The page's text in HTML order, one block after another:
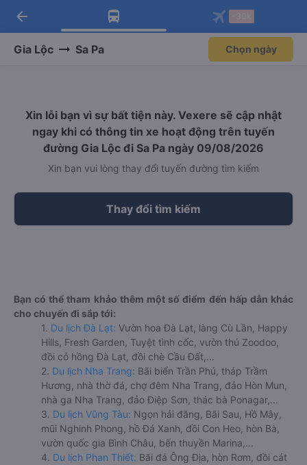
Tải app Vexere ngay!
Nhận ưu đãi thành viên độc
Mở app
Tải app Vexere
-30k/ghế khi đặt vé máy bay qua
Mở app
arrow_back
Gia Lộc Sa Pa Chọn ngày
Xin lỗi bạn vì sự bất tiện này. Vexere sẽ cập nhật
ngay khi có thông tin xe hoạt động trên tuyến
đường Gia Lộc đi Sa Pa ngày 09/08/2026
Xin bạn vui lòng thay đổi tuyến đường tìm kiếm
Thay đổi tìm kiếm
Bạn có thể tham khảo thêm một số điểm đến hấp dẫn khác
cho chuyến đi sắp tới:
1. Du lịch Đà Lạt: Vườn hoa Đà Lạt, làng Cù Lần, Happy
Hills, Fresh Garden, Tuyệt tình cốc, vườn thú Zoodoo,
đồi cỏ hồng Đà Lạt, đồi chè Cầu Đất,...
2. Du lịch Nha Trang: Bãi biển Trần Phú, tháp Trầm
Hương, nhà thờ đá, chợ đêm Nha Trang, đảo Hòn Mun,
nhà ga Nha Trang, đảo Điệp Sơn, thác bà Ponagar,...
3. Du lịch Vũng Tàu: Ngọn hải đăng, Bãi Sau, Hồ Mây,
mũi Nghinh Phong, hồ Đá Xanh, đồi Con Heo, hòn Bà,
vườn quốc gia Bình Châu, bến thuyền Marina,...
4. Du lịch Phan Thiết: Bãi đá Ông Địa, hòn Rơm, đồi cát